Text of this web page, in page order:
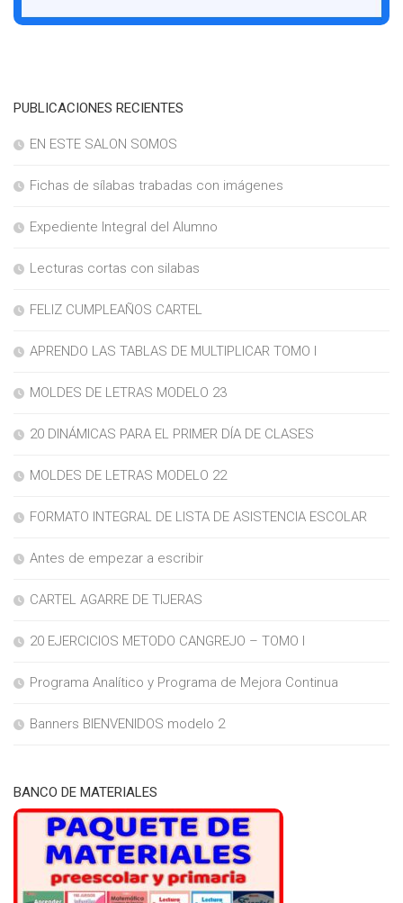
PUBLICACIONES RECIENTES
EN ESTE SALON SOMOS
Fichas de sílabas trabadas con imágenes
Expediente Integral del Alumno
Lecturas cortas con silabas
FELIZ CUMPLEAÑOS CARTEL
APRENDO LAS TABLAS DE MULTIPLICAR TOMO I
MOLDES DE LETRAS MODELO 23
20 DINÁMICAS PARA EL PRIMER DÍA DE CLASES
MOLDES DE LETRAS MODELO 22
FORMATO INTEGRAL DE LISTA DE ASISTENCIA ESCOLAR
Antes de empezar a escribir
CARTEL AGARRE DE TIJERAS
20 EJERCICIOS METODO CANGREJO – TOMO I
Programa Analítico y Programa de Mejora Continua
Banners BIENVENIDOS modelo 2
BANCO DE MATERIALES